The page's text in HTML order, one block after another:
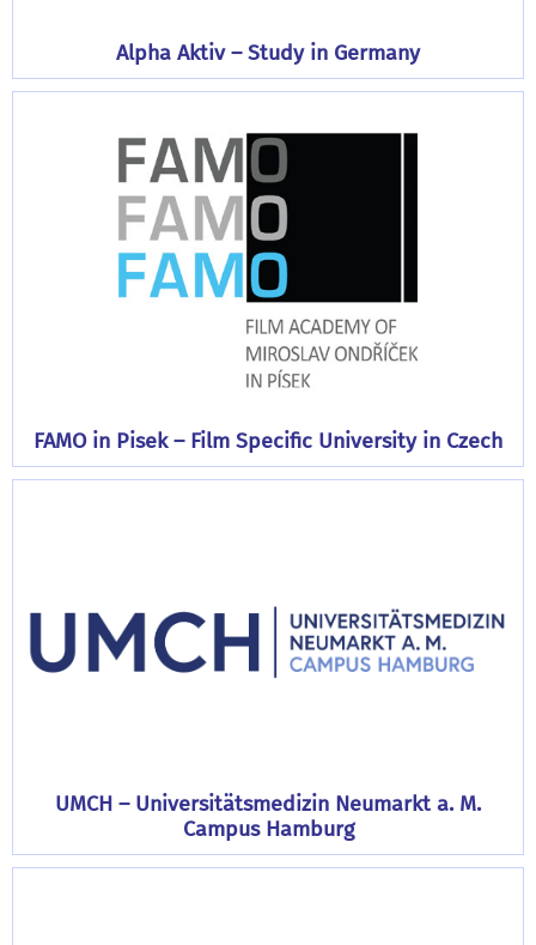
Alpha Aktiv – Study in Germany
FAMO in Pisek – Film Specific University in Czech
UMCH – Universitätsmedizin Neumarkt a. M.
Campus Hamburg